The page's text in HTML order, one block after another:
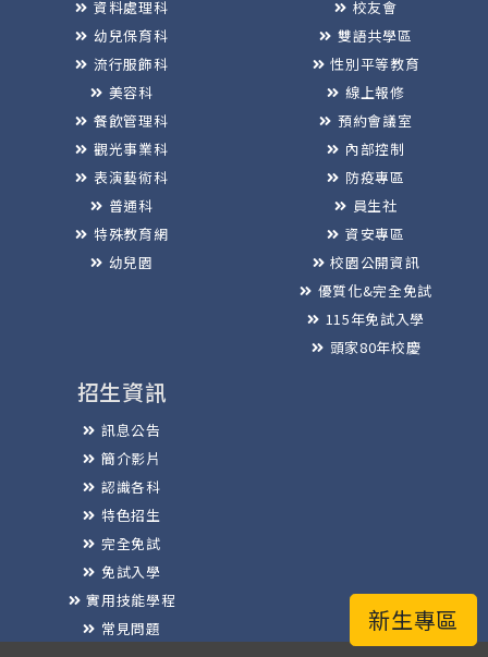
新生專區
資料處理科
幼兒保育科
流行服飾科
美容科
餐飲管理科
觀光事業科
表演藝術科
普通科
特殊教育網
幼兒園
校友會
雙語共學區
性別平等教育
線上報修
預約會議室
內部控制
防疫專區
員生社
資安專區
校園公開資訊
優質化&完全免試
115年免試入學
頭家80年校慶
招生資訊
訊息公告
簡介影片
認識各科
特色招生
完全免試
免試入學
實用技能學程
常見問題